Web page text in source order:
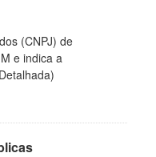
(CNPJ) de
e indica a